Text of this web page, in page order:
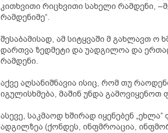
კითხვითი რიცხვითი სახელი რამდენი,
რამდენიმე“.
შესაბამისად, ამ სიტყვაში მ გახლავთ ო
დართვა ზედმეტი და უადგილოა და
რამდენი.
აქვე აღსანიშნავია ისიც, რომ თუ
იგულისხმება, მაშინ უნდა
ასევე, საკმაოდ ხშირად იყენებენ
ადგილზეა (ქონდეს, ინფმროაცია,